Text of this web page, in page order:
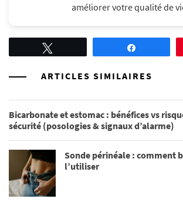
améliorer votre qualité de
ARTICLES SIMILAIRES
Bicarbonate et estomac : bénéfices vs
sécurité (posologies & signaux d’alarme)
Sonde périnéale : comment
l’utiliser